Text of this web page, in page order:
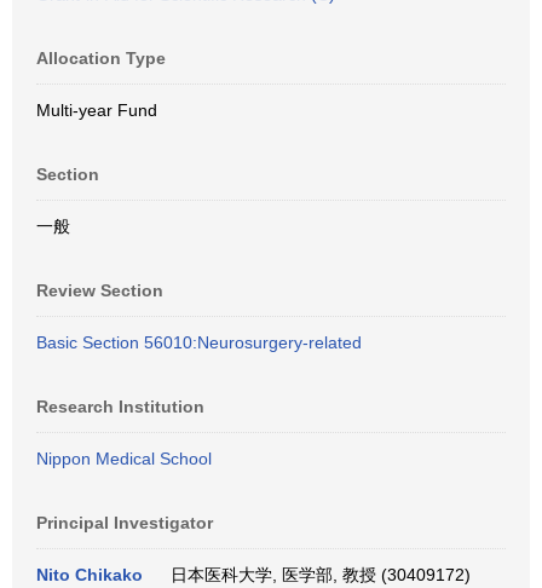
Allocation Type
Multi-year Fund
Section
一般
Review Section
Basic Section 56010:Neurosurgery-related
Research Institution
Nippon Medical School
Principal Investigator
Nito Chikako 日本医科大学, 医学部, 教授 (30409172)